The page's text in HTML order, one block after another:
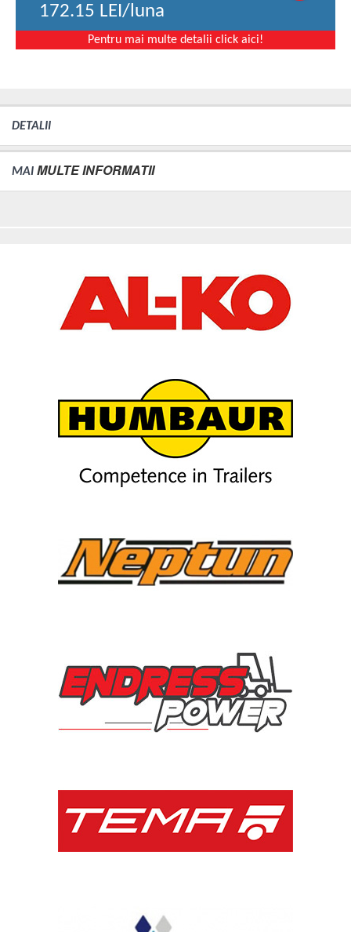
172.15 LEI/luna
Pentru mai multe detalii click aici!
DETALII
MAI MULTE INFORMATII